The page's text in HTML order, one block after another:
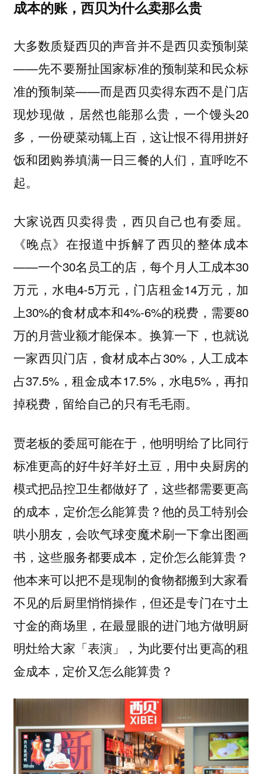
成本的账，西贝为什么卖那么贵
大多数质疑西贝的声音并不是西贝卖预制菜
——先不要掰扯国家标准的预制菜和民众标
准的预制菜——而是西贝卖得东西不是门店
现炒现做，居然也能那么贵，一个馒头20
多，一份硬菜动辄上百，这让恨不得用拼好
饭和团购券填满一日三餐的人们，直呼吃不
起。
大家说西贝卖得贵，西贝自己也有委屈。
《晚点》在报道中拆解了西贝的整体成本
——一个30名员工的店，每个月人工成本30
万元，水电4-5万元，门店租金14万元，加
上30%的食材成本和4%-6%的税费，需要80
万的月营业额才能保本。换算一下，也就说
一家西贝门店，食材成本占30%，人工成本
占37.5%，租金成本17.5%，水电5%，再扣
掉税费，留给自己的只有毛毛雨。
贾老板的委屈可能在于，他明明给了比同行
标准更高的好牛好羊好土豆，用中央厨房的
模式把品控卫生都做好了，这些都需要更高
的成本，定价怎么能算贵？他的员工特别会
哄小朋友，会吹气球变魔术刷一下拿出图画
书，这些服务都要成本，定价怎么能算贵？
他本来可以把不是现制的食物都搬到大家看
不见的后厨里悄悄操作，但还是专门在寸土
寸金的商场里，在最显眼的进门地方做明厨
明灶给大家「表演」，为此要付出更高的租
金成本，定价又怎么能算贵？